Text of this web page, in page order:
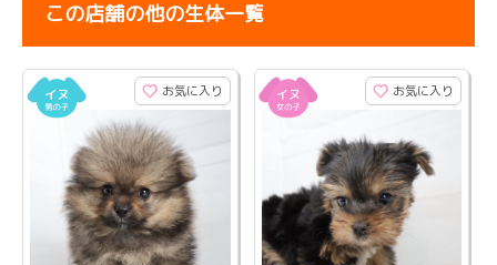
この店舗の他の生体一覧
お気に入り お気に入り